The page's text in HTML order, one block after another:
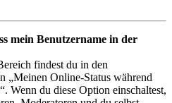
mein Benutzername in der
findest du in den
„Meinen Online-Status während
Wenn du diese Option einschaltest,